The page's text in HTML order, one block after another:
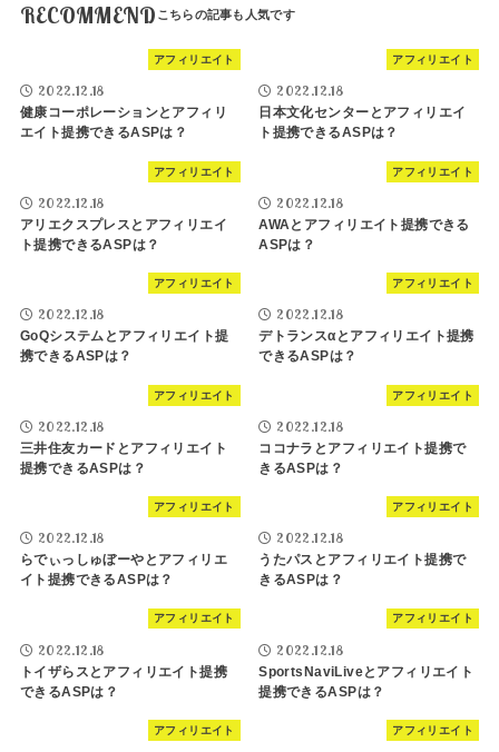
RECOMMEND
アフィリエイト
2022.12.18
健康コーポレーションとアフィリ
エイト提携できるASPは？
アフィリエイト
2022.12.18
日本文化センターとアフィリエイ
ト提携できるASPは？
アフィリエイト
2022.12.18
アリエクスプレスとアフィリエイ
ト提携できるASPは？
アフィリエイト
2022.12.18
AWAとアフィリエイト提携できる
ASPは？
アフィリエイト
2022.12.18
GoQシステムとアフィリエイト提
携できるASPは？
アフィリエイト
2022.12.18
デトランスαとアフィリエイト提携
できるASPは？
アフィリエイト
2022.12.18
三井住友カードとアフィリエイト
提携できるASPは？
アフィリエイト
2022.12.18
ココナラとアフィリエイト提携で
きるASPは？
アフィリエイト
2022.12.18
らでぃっしゅぼーやとアフィリエ
イト提携できるASPは？
アフィリエイト
2022.12.18
うたパスとアフィリエイト提携で
きるASPは？
アフィリエイト
2022.12.18
トイザらスとアフィリエイト提携
できるASPは？
アフィリエイト
2022.12.18
SportsNaviLiveとアフィリエイト
提携できるASPは？
アフィリエイト アフィリエイト